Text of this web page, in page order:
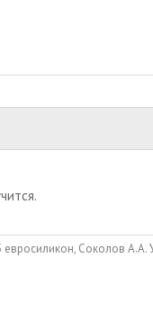
Соколов А.А.